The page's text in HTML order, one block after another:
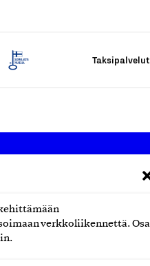
verkkoliikennettä. Osa
Taksipalvelut
työ ry
14,